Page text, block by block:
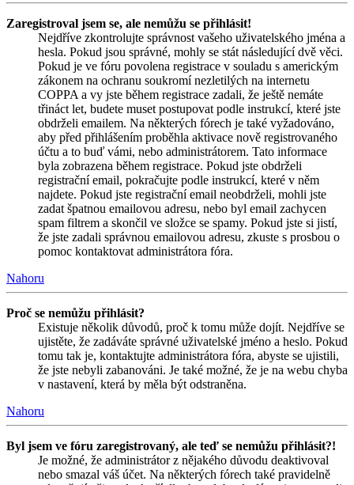
Zaregistroval jsem se, ale nemůžu se přihlásit!
Nejdříve zkontrolujte správnost vašeho uživatelského jména a
hesla. Pokud jsou správné, mohly se stát následující dvě věci.
Pokud je ve fóru povolena registrace v souladu s americkým
zákonem na ochranu soukromí nezletilých na internetu
COPPA a vy jste během registrace zadali, že ještě nemáte
třináct let, budete muset postupovat podle instrukcí, které jste
obdrželi emailem. Na některých fórech je také vyžadováno,
aby před přihlášením proběhla aktivace nově registrovaného
účtu a to buď vámi, nebo administrátorem. Tato informace
byla zobrazena během registrace. Pokud jste obdrželi
registrační email, pokračujte podle instrukcí, které v něm
najdete. Pokud jste registrační email neobdrželi, mohli jste
zadat špatnou emailovou adresu, nebo byl email zachycen
spam filtrem a skončil ve složce se spamy. Pokud jste si jistí,
že jste zadali správnou emailovou adresu, zkuste s prosbou o
pomoc kontaktovat administrátora fóra.
Nahoru
Proč se nemůžu přihlásit?
Existuje několik důvodů, proč k tomu může dojít. Nejdříve se
ujistěte, že zadáváte správné uživatelské jméno a heslo. Pokud
tomu tak je, kontaktujte administrátora fóra, abyste se ujistili,
že jste nebyli zabanováni. Je také možné, že je na webu chyba
v nastavení, která by měla být odstraněna.
Nahoru
Byl jsem ve fóru zaregistrovaný, ale teď se nemůžu přihlásit?!
Je možné, že administrátor z nějakého důvodu deaktivoval
nebo smazal váš účet. Na některých fórech také pravidelně